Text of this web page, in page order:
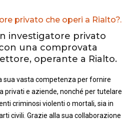
privato che operi a Rialto?.
investigatore privato
una comprovata
operante a Rialto.
sua vasta competenza per fornire
privati e aziende, nonché per tutelare
criminosi violenti o mortali, sia in
civili. Grazie alla sua collaborazione